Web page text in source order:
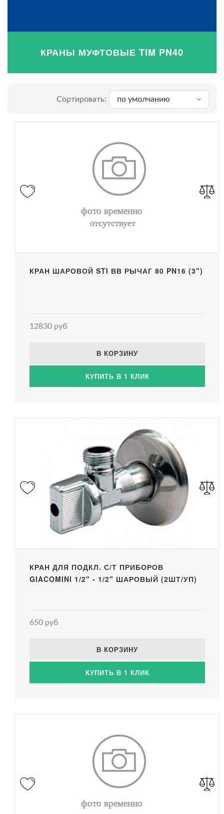
КРАНЫ МУФТОВЫЕ TIM PN40
Сортировать: по умолчанию
КРАН ШАРОВОЙ STI ВВ РЫЧАГ 80 PN16 (3")
12830 руб
В КОРЗИНУ
КУПИТЬ В 1 КЛИК
КРАН ДЛЯ ПОДКЛ. С/Т ПРИБОРОВ
GIACOMINI 1/2" - 1/2" ШАРОВЫЙ (2ШТ/УП)
650 руб
В КОРЗИНУ
КУПИТЬ В 1 КЛИК